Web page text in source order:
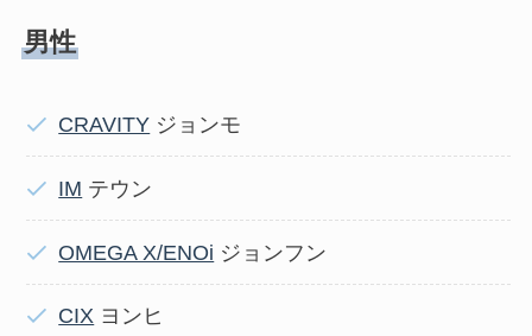
男性
CRAVITY ジョンモ
IM テウン
OMEGA X/ENOi ジョンフン
CIX ヨンヒ